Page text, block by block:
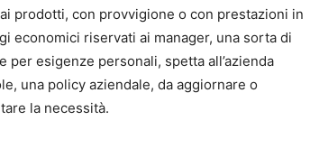
prodotti, con provvigione o con prestazioni in
economici riservati ai manager, una sorta di
per esigenze personali, spetta all’azienda
una policy aziendale, da aggiornare o
la necessità.